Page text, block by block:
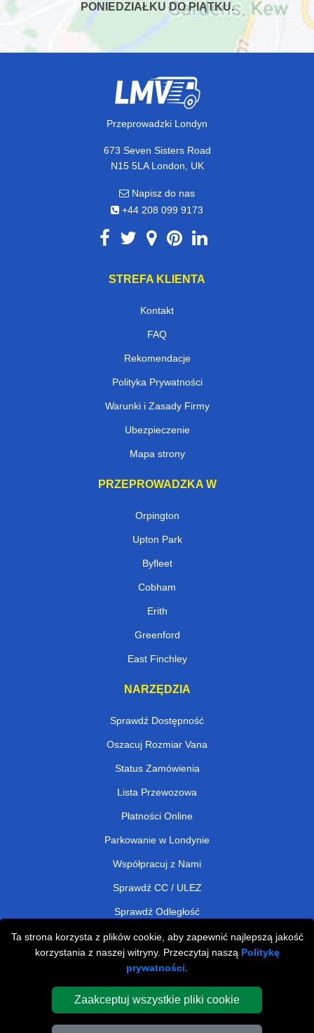
Ta strona korzysta z plików cookie, aby zapewnić najlepszą jakość
korzystania z naszej witryny. Przeczytaj naszą Politykę
prywatności
Zaakceptuj wszystkie pliki cookie
PONIEDZIAŁKU DO PIĄTKU.
Przeprowadzki Londyn
673 Seven Sisters Road
N15 5LA London, UK
Napisz do nas
+44 208 099 9173
STREFA KLIENTA
Kontakt
FAQ
Rekomendacje
Polityka Prywatności
Warunki i Zasady Firmy
Ubezpieczenie
Mapa strony
PRZEPROWADZKA W
Orpington
Upton Park
Byfleet
Cobham
Erith
Greenford
East Finchley
NARZĘDZIA
Sprawdź Dostępność
Oszacuj Rozmiar Vana
Status Zamówienia
Lista Przewozowa
Płatności Online
Parkowanie w Londynie
Współpracuj z Nami
Sprawdź CC / ULEZ
Sprawdź Odległość
Man and Van Removals